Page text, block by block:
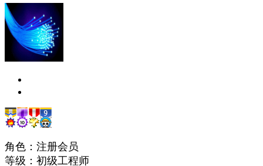
角色：注册会员
等级：初级工程师